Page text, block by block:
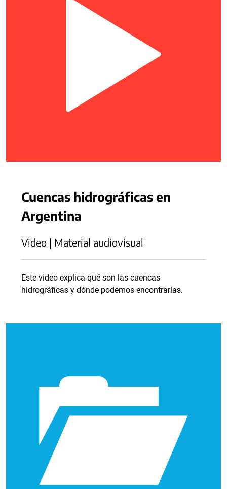
Cuencas hidrográficas en
Argentina
Video | Material audiovisual
Este video explica qué son las cuencas
hidrográficas y dónde podemos encontrarlas.